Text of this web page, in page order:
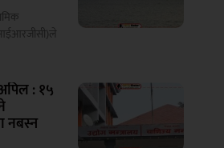
: १५
नबस्न